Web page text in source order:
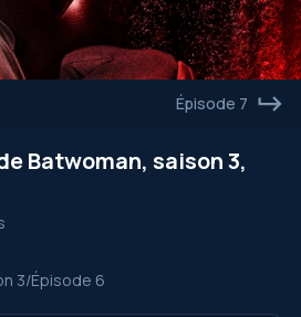
Épisode 7
Batwoman, saison 3,
3/Épisode 6